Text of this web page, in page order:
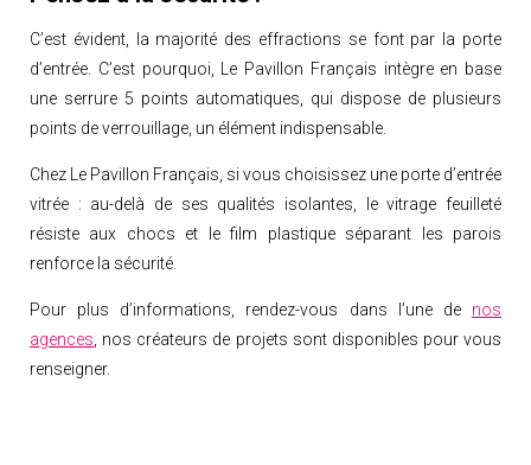
C’est évident, la majorité des effractions se font par la porte
d’entrée. C’est pourquoi, Le Pavillon Français intègre en base
une serrure 5 points automatiques, qui dispose de plusieurs
points de verrouillage, un élément indispensable.
Chez Le Pavillon Français, si vous choisissez une porte d’entrée
vitrée : au-delà de ses qualités isolantes, le vitrage feuilleté
résiste aux chocs et le film plastique séparant les parois
renforce la sécurité.
Pour plus d’informations, rendez-vous dans l’une de nos
agences , nos créateurs de projets sont disponibles pour vous
renseigner.